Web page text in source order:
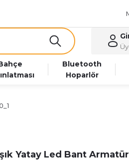
Bluetooth
Hoparlör
Yatay Led Bant